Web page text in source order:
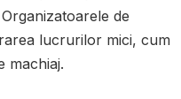
de
lucrurilor mici, cum
machiaj.